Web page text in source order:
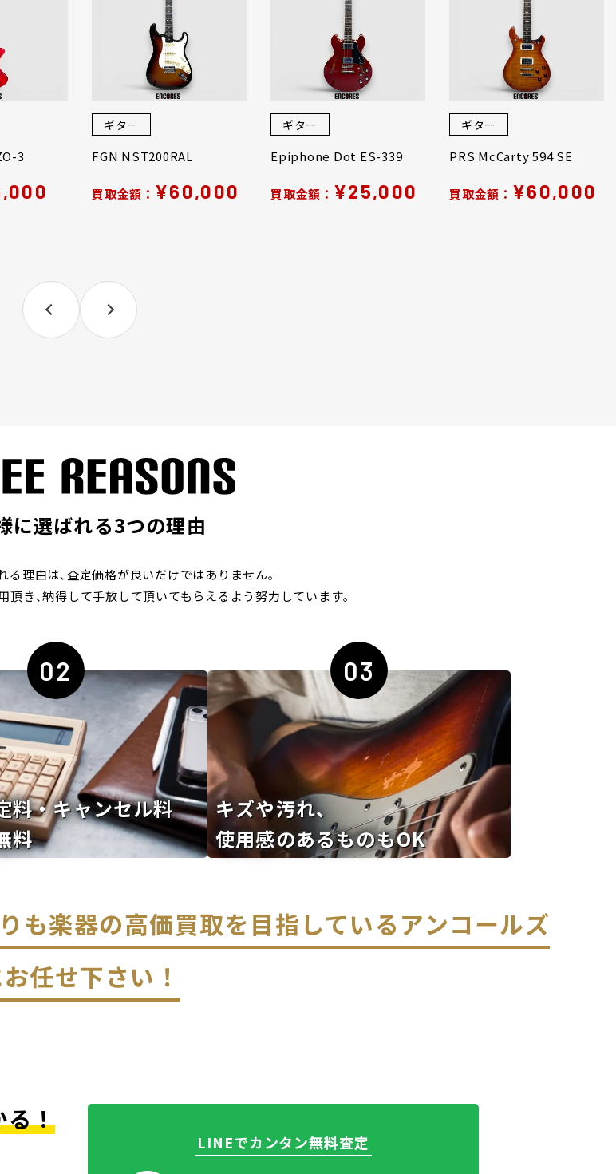
3
ギター
FGN NST200RAL
買取金額： ¥60,000
ギター
Epiphone Dot ES-339
買取金額： ¥25,000
ギター
PRS McCarty 594 SE
買取金額： ¥60,000
に選ばれる3つの理由
る理由は､査定価格が良いだけではありません｡
頂き､納得して手放して頂いてもらえるよう努力しています｡
02
料・キャンセル料
料
03
キズや汚れ、
使用感のあるものもOK
も楽器の高価買取を目指しているアンコールズ
任せ下さい！
る！
LINEでカンタン無料査定